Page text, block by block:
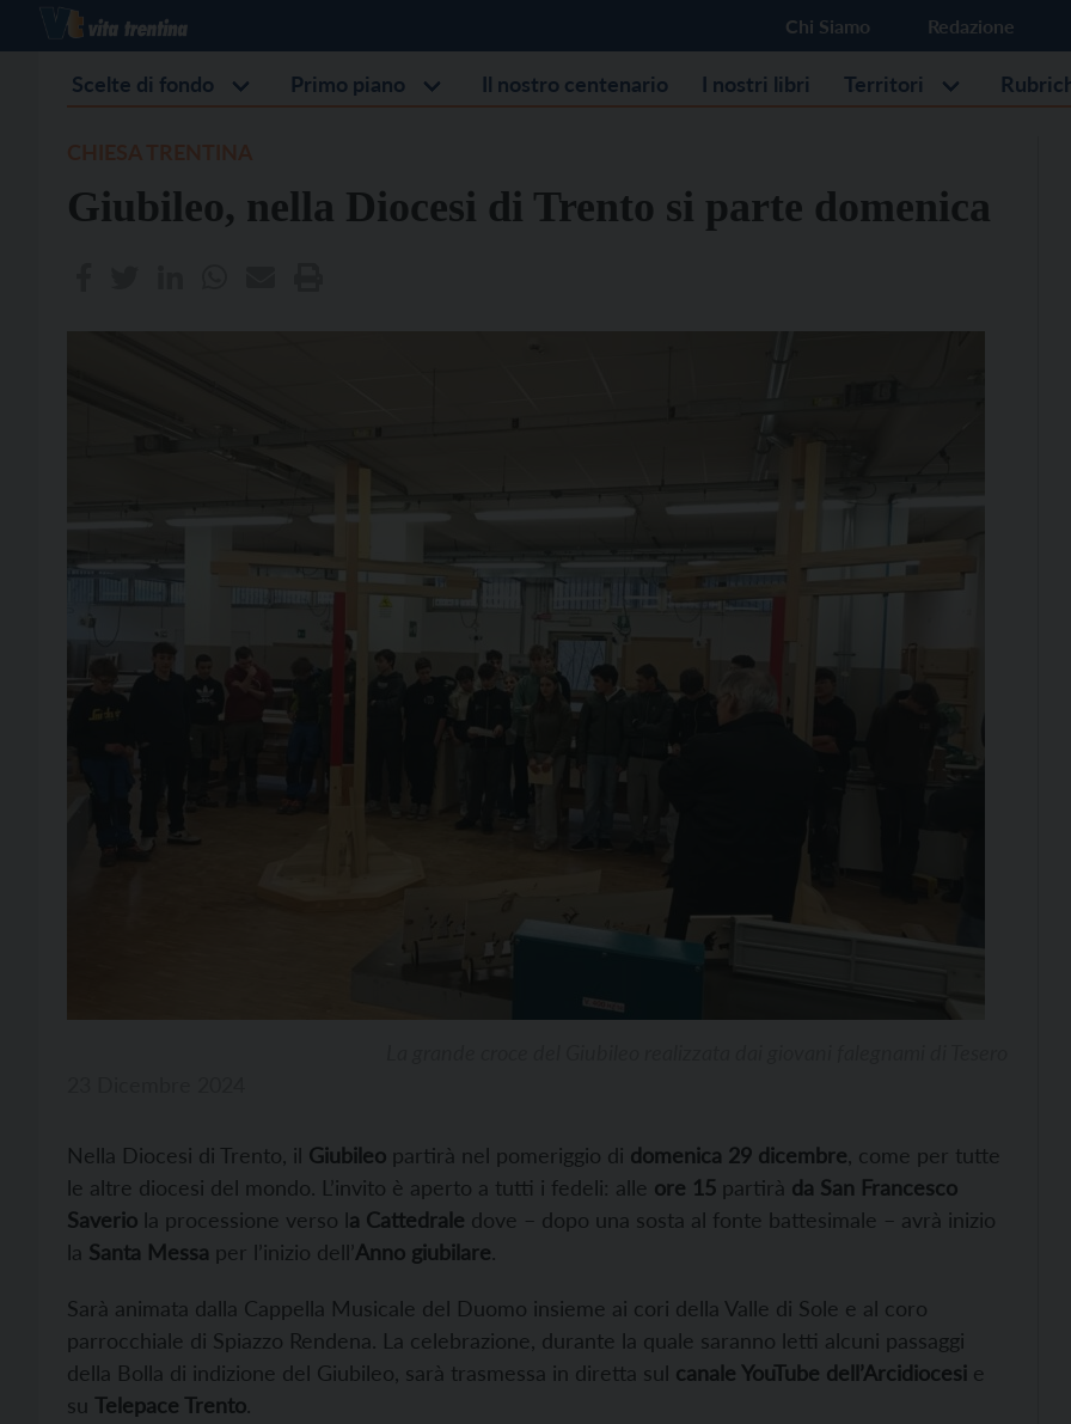
Chi Siamo Redazione
Scelte di fondo Primo piano Il nostro centenario I nostri libri Territori
Giubileo, nella Diocesi di Trento si parte domenica
Nella Diocesi di Trento, il Giubileo partirà nel pomeriggio di domenica 29 dicembre , come per tutte
le altre diocesi del mondo. L’invito è aperto a tutti i fedeli: alle ore 15 partirà da San Francesco
Saverio la processione verso la Cattedrale dove – dopo una sosta al fonte battesimale – avrà inizio
la Santa Messa per l’inizio dell’Anno giubilare.
Sarà animata dalla Cappella Musicale del Duomo insieme ai cori della Valle di Sole e al coro
parrocchiale di Spiazzo Rendena. La celebrazione, durante la quale saranno letti alcuni passaggi
della Bolla di indizione del Giubileo, sarà trasmessa in diretta sul canale YouTube dell’Arcidiocesi e
su Telepace Trento.